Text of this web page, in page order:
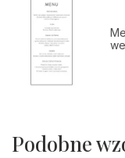
Podobne